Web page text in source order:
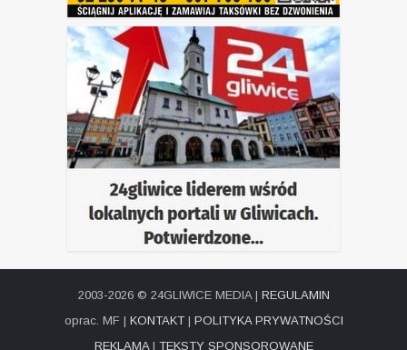
2003-2026 © 24GLIWICE MEDIA | REGULAMIN
oprac. MF | KONTAKT| POLITYKA PRYWATNOŚCI
REKLAMA| TEKSTY SPONSOROWANE